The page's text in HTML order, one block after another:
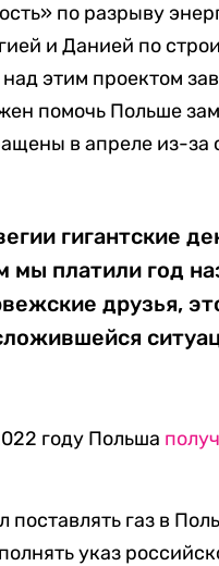
по разрыву
и Данией по
этим проектом
помочь Польше
в апреле из-за
гигантские
мы платили год
друзья,
году Польша
газ в
указ